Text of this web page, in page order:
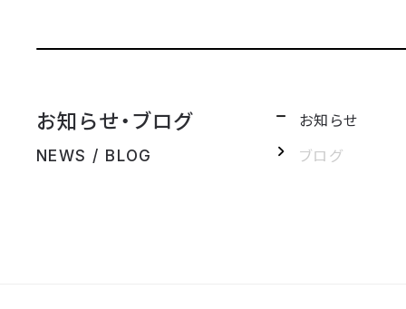
お知らせ・ブログ
NEWS / BLOG
お知らせ
ブログ